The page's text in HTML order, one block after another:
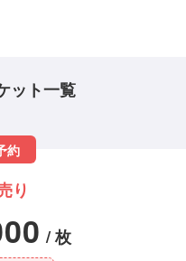
ット一覧
約
り
/ 枚